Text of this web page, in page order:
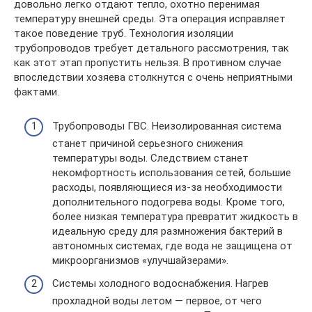
довольно легко отдают тепло, охотно перенимая
температуру внешней среды. Эта операция исправляет
такое поведение труб. Технология изоляции
трубопроводов требует детального рассмотрения, так
как этот этап пропустить нельзя. В противном случае
впоследствии хозяева столкнутся с очень неприятными
фактами.
Трубопроводы ГВС. Неизолированная система
станет причиной серьезного снижения
температуры воды. Следствием станет
некомфортность использования сетей, большие
расходы, появляющиеся из-за необходимости
дополнительного подогрева воды. Кроме того,
более низкая температура превратит жидкость в
идеальную среду для размножения бактерий в
автономных системах, где вода не защищена от
микроорганизмов «улучшайзерами».
Системы холодного водоснабжения. Нагрев
прохладной воды летом — первое, от чего